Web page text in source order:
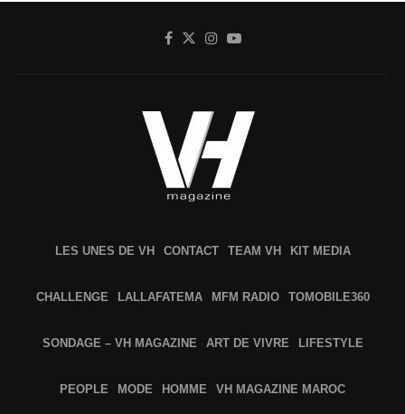
LES UNES DE VH CONTACT TEAM VH KIT MEDIA
CHALLENGE LALLAFATEMA MFM RADIO TOMOBILE360
SONDAGE – VH MAGAZINE ART DE VIVRE LIFESTYLE
PEOPLE MODE HOMME VH MAGAZINE MAROC